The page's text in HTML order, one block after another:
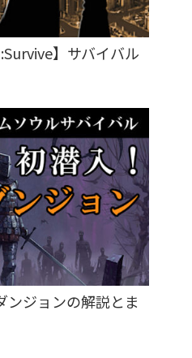
】サバイバル
ンジョンの解説とま